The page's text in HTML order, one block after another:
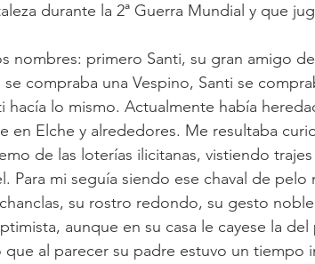
durante la 2ª Guerra Mundial y que
nombres: primero Santi, su gran amigo
compraba una Vespino, Santi se
hacía lo mismo. Actualmente había
en Elche y alrededores. Me resultaba
de las loterías ilicitanas, vistiendo
Para mi seguía siendo ese chaval de
su rostro redondo, su gesto
aunque en su casa le cayese la
al parecer su padre estuvo un tiempo